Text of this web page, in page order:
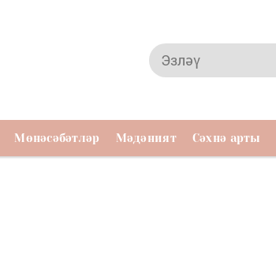
Мөнәсәбәтләр Мәдәният Сәхнә арты